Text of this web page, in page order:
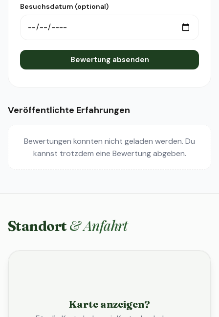
Besuchsdatum (optional)
Bewertung absenden
Veröffentlichte Erfahrungen
Bewertungen konnten nicht geladen werden. Du
kannst trotzdem eine Bewertung abgeben.
Standort & Anfahrt
Karte anzeigen?